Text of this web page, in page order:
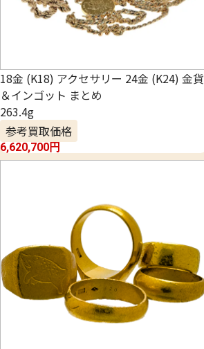
18金 (K18) アクセサリー 24金 (K24) 金貨
＆インゴット まとめ
263.4g
参考買取価格
6,620,700円